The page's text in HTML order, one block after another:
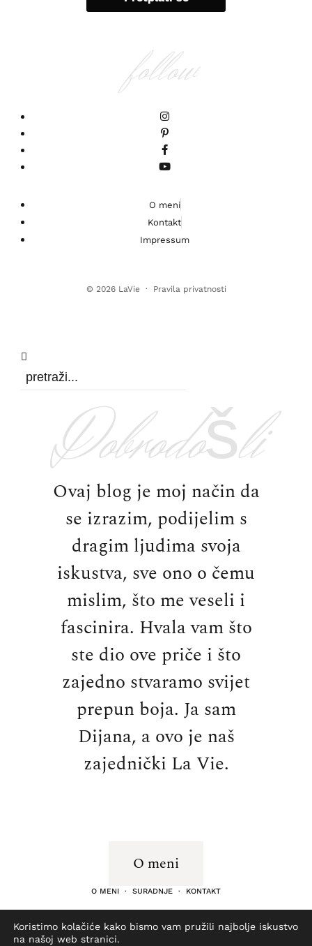
follow
O meni
Kontakt
Impressum
© 2026 LaVie· Pravila privatnosti
Koristimo kolačiće kako bismo vam pružili najbolje iskustvo
na našoj web stranici.
Dobrodošli
Ovaj blog je moj način da
se izrazim, podijelim s
dragim ljudima svoja
iskustva, sve ono o čemu
mislim, što me veseli i
fascinira. Hvala vam što
ste dio ove priče i što
zajedno stvaramo svijet
prepun boja. Ja sam
Dijana, a ovo je naš
zajednički La Vie.
O meni
O MENI · SURADNJE · KONTAKT